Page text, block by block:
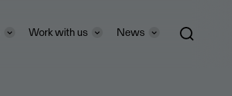
Work with us News